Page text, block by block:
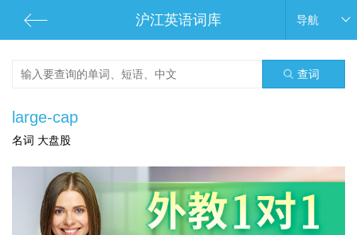
沪江英语词库 导航
查词
large-cap
名词 大盘股